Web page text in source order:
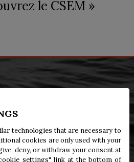
le CSEM »
Bas Saint-Laurent
technologies that are necessary to
cookies are only used with your
deny, or withdraw your consent at
settings" link at the bottom of